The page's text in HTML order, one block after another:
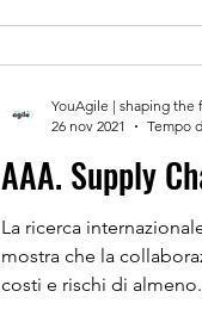
AAA. Supply
La ricerca
mostra che la
costi e rischi di
YouAgile | shaping the
26 nov 2021
Tempo